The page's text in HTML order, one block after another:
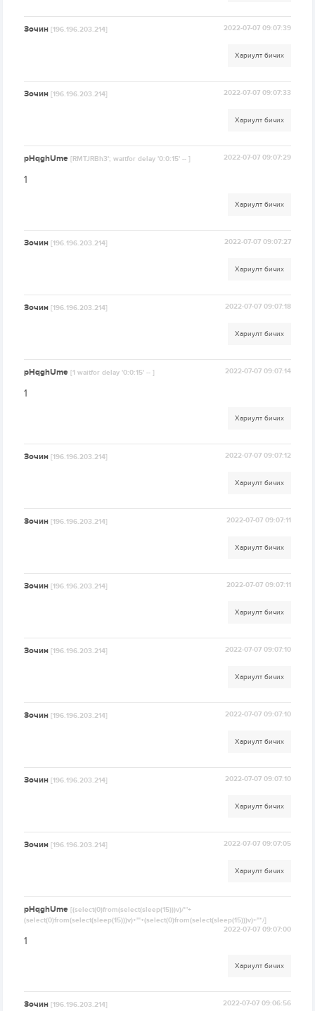
Зочин[196.196.203.214] 2022-07-07 09:07:39
Хариулт бичих
Зочин[196.196.203.214] 2022-07-07 09:07:33
Хариулт бичих
pHqghUme[RMTJRBh3'; waitfor delay '0:0:15' -- ] 2022-07-07 09:07:29
1
Хариулт бичих
Зочин[196.196.203.214] 2022-07-07 09:07:27
Хариулт бичих
Зочин[196.196.203.214] 2022-07-07 09:07:18
Хариулт бичих
pHqghUme[1 waitfor delay '0:0:15' -- ] 2022-07-07 09:07:14
1
Хариулт бичих
Зочин[196.196.203.214] 2022-07-07 09:07:12
Хариулт бичих
Зочин[196.196.203.214] 2022-07-07 09:07:11
Хариулт бичих
Зочин[196.196.203.214] 2022-07-07 09:07:11
Хариулт бичих
Зочин[196.196.203.214] 2022-07-07 09:07:10
Хариулт бичих
Зочин[196.196.203.214] 2022-07-07 09:07:10
Хариулт бичих
Зочин[196.196.203.214] 2022-07-07 09:07:10
Хариулт бичих
Зочин[196.196.203.214] 2022-07-07 09:07:05
Хариулт бичих
pHqghUme[(select(0)from(select(sleep(15)))v)/*'+
(select(0)from(select(sleep(15)))v)+'"+(select(0)from(select(sleep(15)))v)+"*/]
2022-07-07 09:07:00
1
Хариулт бичих
Зочин[196.196.203.214] 2022-07-07 09:06:56